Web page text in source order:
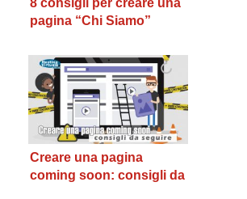
pagina “Chi Siamo”
Creare una pagina
coming soon: consigli da